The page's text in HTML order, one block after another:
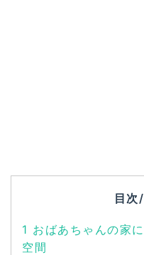
目
1 おばあちゃんの家
空間